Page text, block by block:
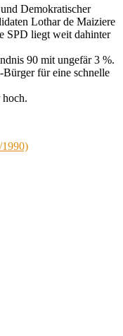
Demokratischer
Lothar de Maiziere
SPD liegt weit dahinter
90 mit ungefär 3 %.
für eine schnelle